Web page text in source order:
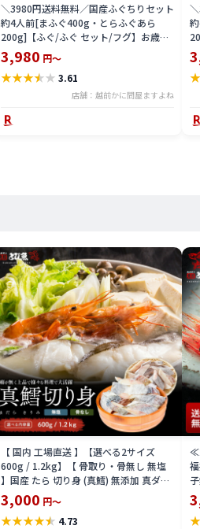
＼3980円送料無料／国産ふぐちりセット
約4人前[まふぐ400g・とらふぐあら
200g]【ふぐ/ふぐ セット/フグ】お歳暮
御歳暮 ギフト 食品 プレゼント 食べ物
3,980 円～
★★★★★ 3.61
店舗：越前かに問屋ますよね
★
【 国内 工場直送 】【選べる2サイズ
600g / 1.2kg】【 骨取り・骨無し 無塩
】国産 たら 切り身 (真鱈) 無添加 真ダラ
骨抜き 鍋 フライ ホイル焼き 送料無料
tar2306-12ka
3,000 円～
★★★★★ 4.73
≪
★